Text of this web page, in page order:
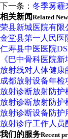
下一条： 冬季雾霾
相关新闻Related
荣县新城医院有限
金堂县第一人民医
仁寿县中医医院
《巴中骨科医院
放射线对人体健康
成都放射设备年检
放射诊断放射防护
放射诊断放射防护
放射诊断设备防护
放射诊疗工作人员
我们的服务Recent